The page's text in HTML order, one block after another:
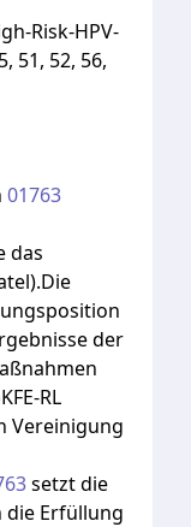
Risk-HPV-
51, 52, 56,
01763
das
der
RL
Vereinigung
setztdie
die Erfüllung